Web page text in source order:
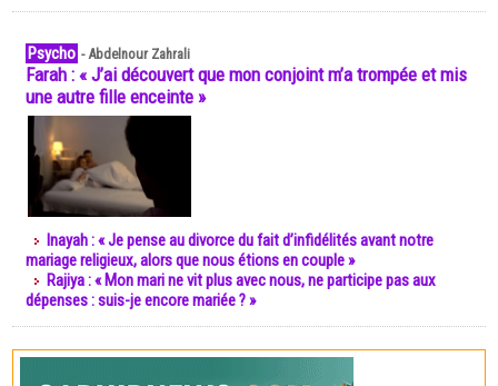
Psycho -Abdelnour Zahrali
Farah : « J’ai découvert que mon conjoint m’a trompée et mis
une autre fille enceinte »
Inayah : « Je pense au divorce du fait d’infidélités avant notre
mariage religieux, alors que nous étions en couple »
Rajiya : « Mon mari ne vit plus avec nous, ne participe pas aux
dépenses : suis-je encore mariée ? »